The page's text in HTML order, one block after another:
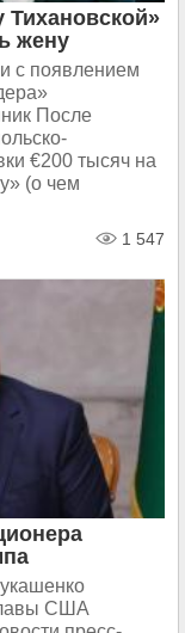
Тихановской»
жену
с появлением
После
€200 тысяч на
(о чем
1 547
США